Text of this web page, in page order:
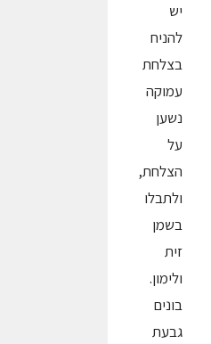
יש
להניח
בצלחת
עמוקה
נשען
על
הצלחת,
ולתבלו
בשמן
זית
ולימון.
בונים
גבעת